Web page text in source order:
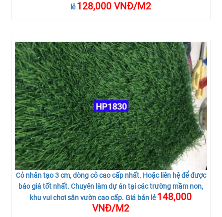
lẻ128,000 VNĐ/M2
Cỏ nhân tạo 3 cm, dòng cỏ cao cấp nhất. Hoặc liên hệ để được
báo giá tốt nhất. Chuyên làm dự án tại các trường mầm non,
khu vui chơi sân vườn cao cấp. Giá bán lẻ148,000
VNĐ/M2